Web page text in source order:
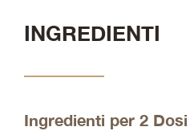
INGREDIENTI
Ingredienti per 2 Dosi